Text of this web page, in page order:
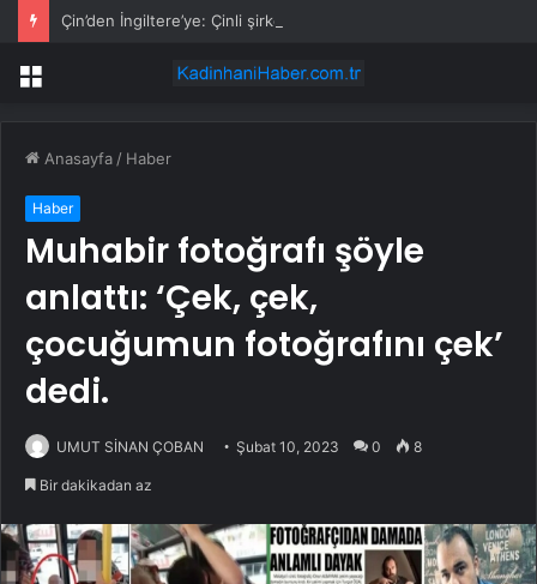
Çin’den İngiltere’ye: Çinli şirketlere adil ortam sağlayın
Menü
Anasayfa / Haber
Haber
Muhabir fotoğrafı şöyle
anlattı: ‘Çek, çek,
çocuğumun fotoğrafını çek’
dedi.
UMUT SİNAN ÇOBAN Şubat 10, 2023 0 8
Bir dakikadan az